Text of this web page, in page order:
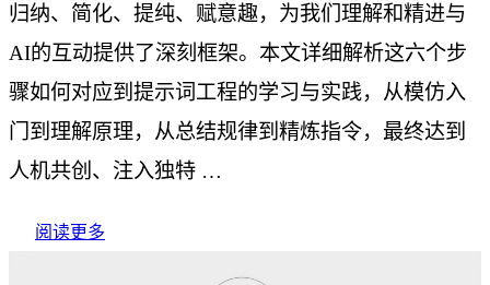
归纳、简化、提纯、赋意趣，为我们理解和精进与
AI的互动提供了深刻框架。本文详细解析这六个步
骤如何对应到提示词工程的学习与实践，从模仿入
门到理解原理，从总结规律到精炼指令，最终达到
人机共创、注入独特 …
阅读更多